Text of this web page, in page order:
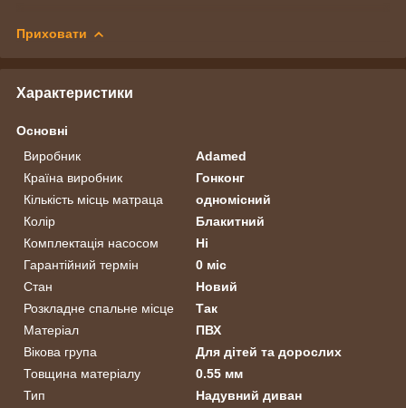
Приховати
Характеристики
Основні
Виробник
Adamed
Країна виробник
Гонконг
Кількість місць матраца
одномісний
Колір
Блакитний
Комплектація насосом
Ні
Гарантійний термін
0 міс
Стан
Новий
Розкладне спальне місце
Так
Матеріал
ПВХ
Вікова група
Для дітей та дорослих
Товщина матеріалу
0.55 мм
Тип
Надувний диван